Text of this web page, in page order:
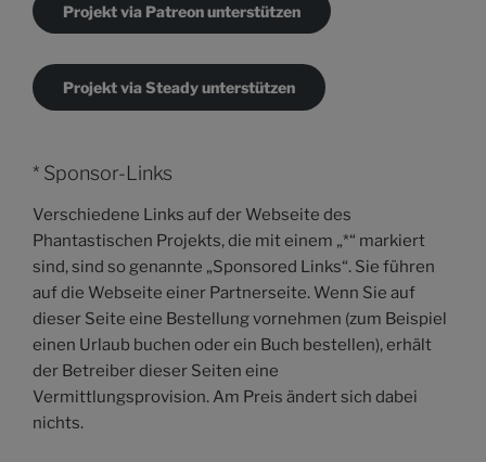
Projekt via Patreon unterstützen
Projekt via Steady unterstützen
* Sponsor-Links
Verschiedene Links auf der Webseite des
Phantastischen Projekts, die mit einem „*“ markiert
sind, sind so genannte „Sponsored Links“. Sie führen
auf die Webseite einer Partnerseite. Wenn Sie auf
dieser Seite eine Bestellung vornehmen (zum Beispiel
einen Urlaub buchen oder ein Buch bestellen), erhält
der Betreiber dieser Seiten eine
Vermittlungsprovision. Am Preis ändert sich dabei
nichts.